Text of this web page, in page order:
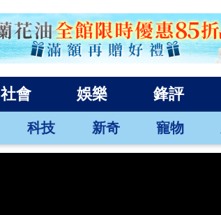
社會 娛樂 鋒評
科技 新奇 寵物